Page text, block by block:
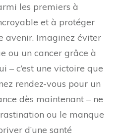
les premiers à
et à protéger
avenir. Imaginez éviter
ou un cancer grâce à
– c’est une victoire que
rendez-vous pour un
dès maintenant – ne
ou le manque
d’une santé